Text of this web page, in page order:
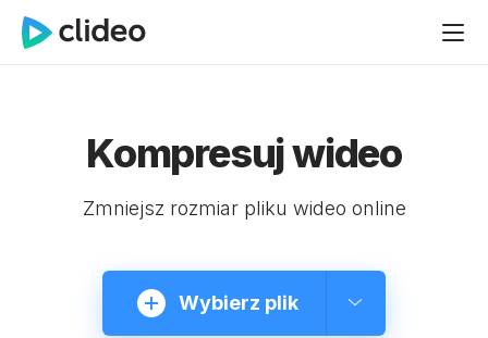
Kompresuj wideo
Zmniejsz rozmiar pliku wideo online
Wybierz plik